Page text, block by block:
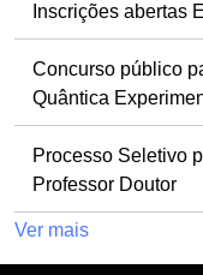
Inscrições abertas
Concurso público
Quântica
Processo Seletivo
Professor Doutor
Ver mais